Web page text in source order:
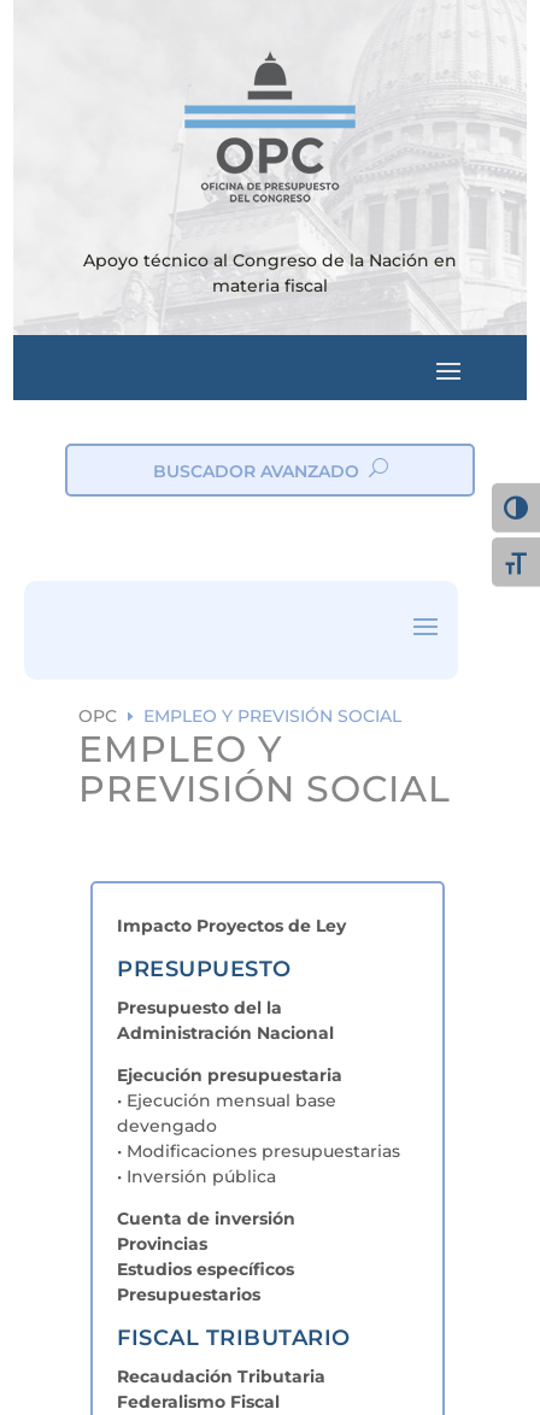
Apoyo técnico al Congreso de la Nación en
materia fiscal
BUSCADOR AVANZADO
OPC E EMPLEO Y PREVISIÓN SOCIAL
EMPLEO Y
PREVISIÓN SOCIAL
Impacto Proyectos de Ley
PRESUPUESTO
Presupuesto del la
Administración Nacional
Ejecución presupuestaria
• Ejecución mensual base
devengado
• Modificaciones presupuestarias
• Inversión pública
Cuenta de inversión
Provincias
Estudios específicos
Presupuestarios
FISCAL TRIBUTARIO
Recaudación Tributaria
Federalismo Fiscal